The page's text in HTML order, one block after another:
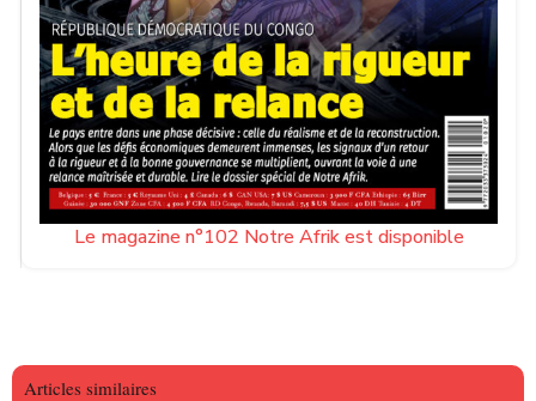
Le magazine n°102 Notre Afrik est disponible
Articles similaires